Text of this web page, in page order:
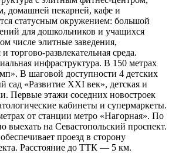
домашней пекарней, кафе и
статусным окружением: большой
для дошкольников и учащихся
числе элитные заведения,
торгово-развлекательная среда.
инфраструктура. В 150 метрах
В шаговой доступности 4 детских
сад «Развитие XXI век», детская и
Первые этажи соседних новостроек
кабинеты и супермаркеты.
от станции метро «Нагорная». По
выехать на Севастопольский проспект.
проезд в сторону
Расстояние до ТТК — 5 км.